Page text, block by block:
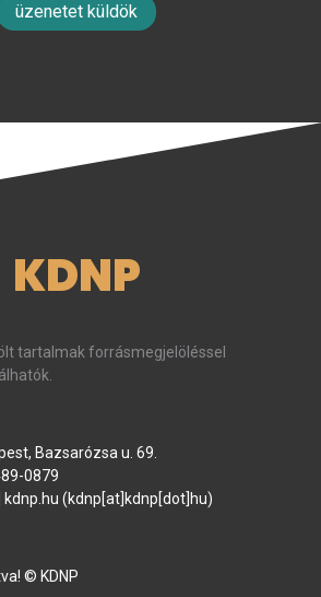
üzenetet küldök
KDNP
tartalmak forrásmegjelöléssel
Bazsarózsa u. 69.
0879
kdnp.hu (kdnp[at]kdnp[dot]hu)
© KDNP